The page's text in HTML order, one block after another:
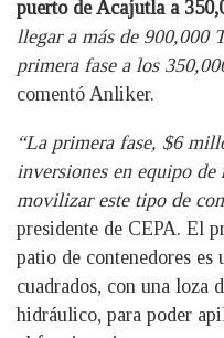
puerto de Acajutla a
llegar a más de 900,000
primera fase a los
comentó Anliker.
“La primera fase, $6
inversiones en equipo
movilizar este tipo de
presidente de CEPA. El
patio de contenedores es
cuadrados, con una loza
hidráulico, para poder